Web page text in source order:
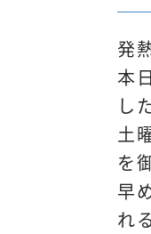
発
本
し
土
を
早
れ